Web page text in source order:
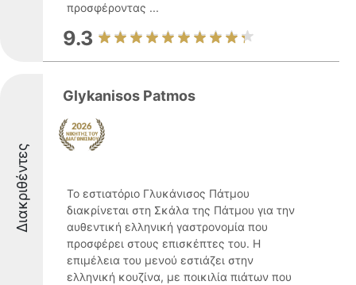
προσφέροντας ...
9.3
Διακριθέντες
Glykanisos Patmos
Το εστιατόριο Γλυκάνισος Πάτμου
διακρίνεται στη Σκάλα της Πάτμου για την
αυθεντική ελληνική γαστρονομία που
προσφέρει στους επισκέπτες του. Η
επιμέλεια του μενού εστιάζει στην
ελληνική κουζίνα, με ποικιλία πιάτων που